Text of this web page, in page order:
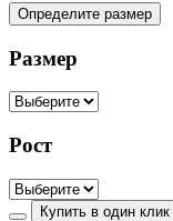
Определите размер
Размер
Рост
Купить в один клик